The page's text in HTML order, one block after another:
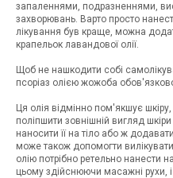
запаленнями, подразненнями,
захворювань. Варто просто
лікування був краще, можна
крапельок лавандової олії.
Щоб не нашкодити собі
псоріаз олією жожоба
Ця олія відмінно пом'якшує
поліпшити зовнішній вигляд
наносити її на тіло або ж
може також допомогти
олію потрібно ретельно нанести
цьому здійснюючи масажні рухи,